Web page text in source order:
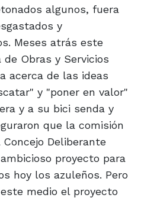
algunos, fuera
y
Meses atrás este
Obras y Servicios
acerca de las ideas
y "poner en valor"
y a su bici senda y
que la comisión
Deliberante
proyecto para
hoy los azuleños. Pero
medio el proyecto